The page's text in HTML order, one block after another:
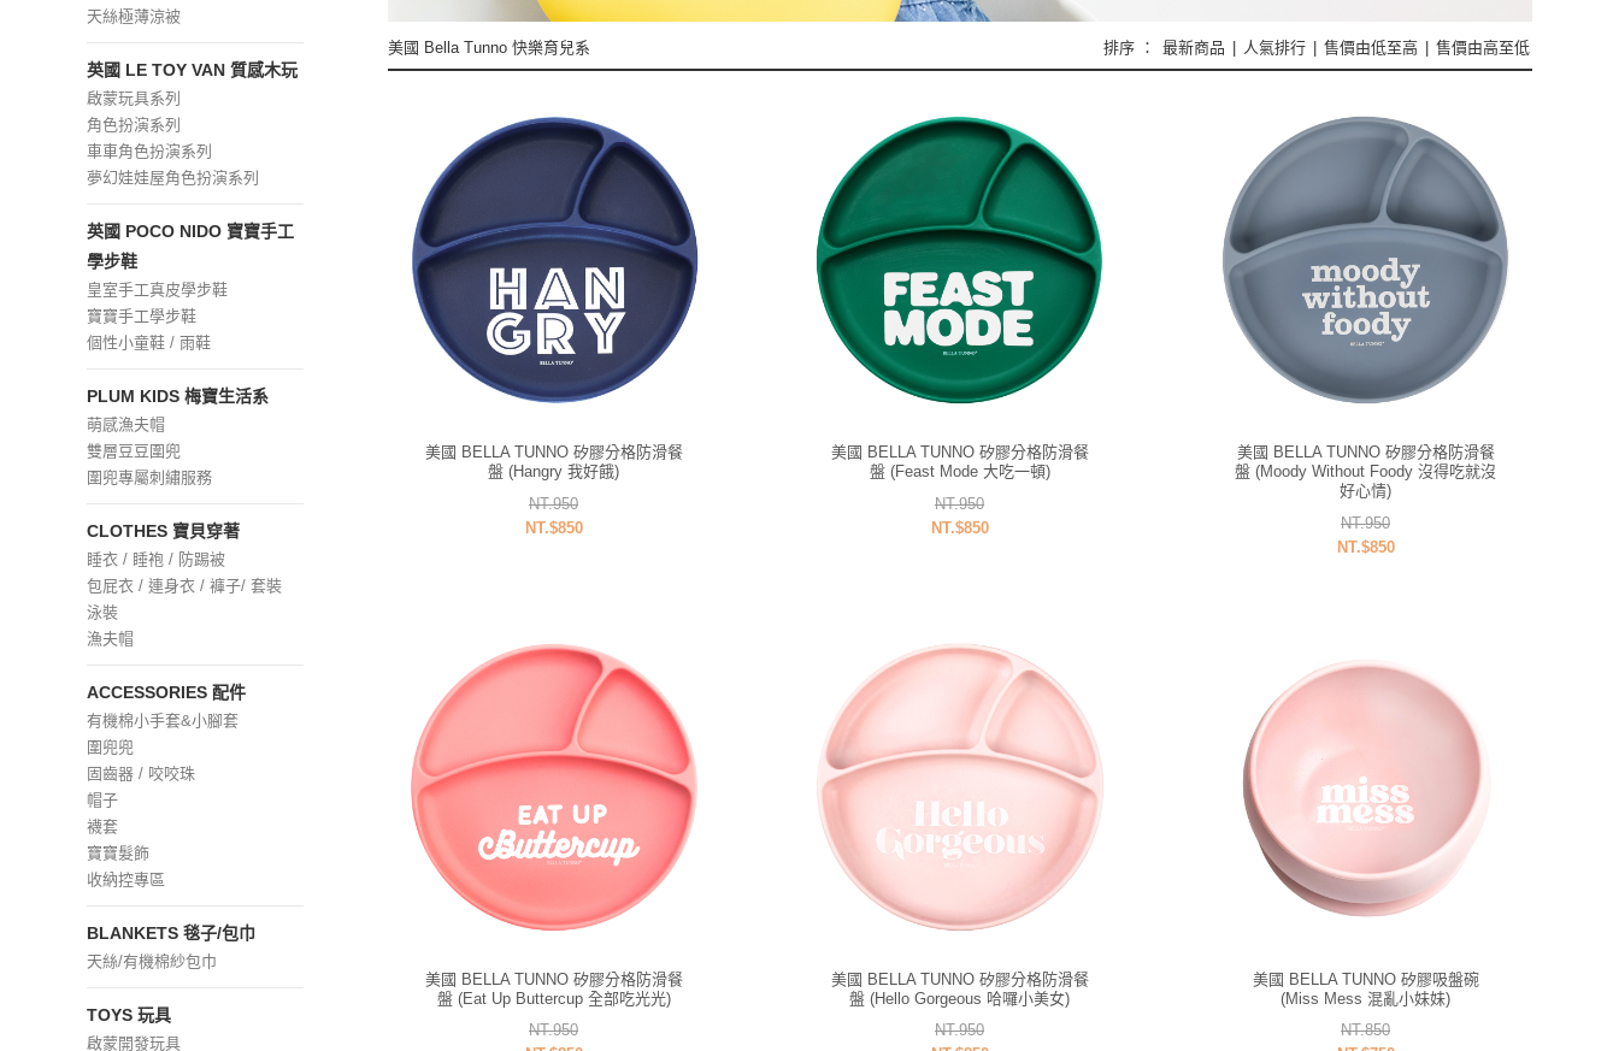
天絲極薄涼被
英國 LE TOY VAN 質感木玩
啟蒙玩具系列
角色扮演系列
車車角色扮演系列
夢幻娃娃屋角色扮演系列
英國 POCO NIDO 寶寶手工
學步鞋
皇室手工真皮學步鞋
寶寶手工學步鞋
個性小童鞋 / 雨鞋
PLUM KIDS 梅寶生活系
萌感漁夫帽
雙層豆豆圍兜
圍兜專屬刺繡服務
CLOTHES 寶貝穿著
睡衣 / 睡袍 / 防踢被
包屁衣 / 連身衣 / 褲子/ 套裝
泳裝
漁夫帽
ACCESSORIES 配件
有機棉小手套&小腳套
圍兜兜
固齒器 / 咬咬珠
帽子
襪套
寶寶髮飾
收納控專區
BLANKETS 毯子/包巾
天絲/有機棉紗包巾
TOYS 玩具
啟蒙開發玩具
美國 Bella Tunno 快樂育兒系 排序 ： 最新商品 人氣排行 售價由低至高 售價由高至低
美國 BELLA TUNNO 矽膠分格防滑餐
盤 (Hangry 我好餓)
NT.950
NT.$850
美國 BELLA TUNNO 矽膠分格防滑餐
盤 (Feast Mode 大吃一頓)
NT.950
NT.$850
美國 BELLA TUNNO 矽膠分格防滑餐
盤 (Moody Without Foody 沒得吃就沒
好心情)
NT.950
NT.$850
美國 BELLA TUNNO 矽膠分格防滑餐
盤 (Eat Up Buttercup 全部吃光光)
NT.950
美國 BELLA TUNNO 矽膠分格防滑餐
盤 (Hello Gorgeous 哈囉小美女)
NT.950
美國 BELLA TUNNO 矽膠吸盤碗
(Miss Mess 混亂小妹妹)
NT.850